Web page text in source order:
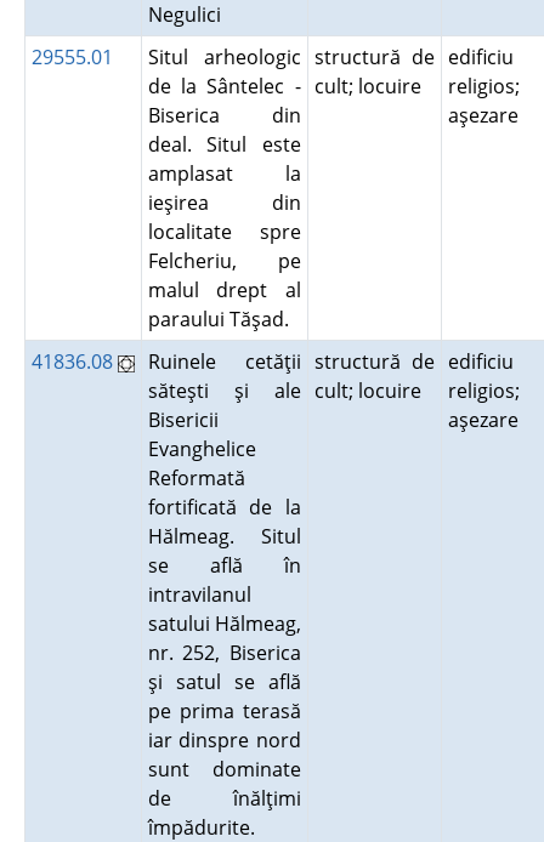
Negulici
29555.01
Situl arheologic
de la Sântelec -
Biserica din
deal. Situl este
amplasat la
ieşirea din
localitate spre
Felcheriu, pe
malul drept al
paraului Tăşad.
structură de
cult; locuire
edificiu
religios;
aşezare
41836.08
Ruinele cetăţii
săteşti şi ale
Bisericii
Evanghelice
Reformată
fortificată de la
Hălmeag. Situl
se află în
intravilanul
satului Hălmeag,
nr. 252, Biserica
şi satul se află
pe prima terasă
iar dinspre nord
sunt dominate
de înălţimi
împădurite.
structură de
cult; locuire
edificiu
religios;
aşezare